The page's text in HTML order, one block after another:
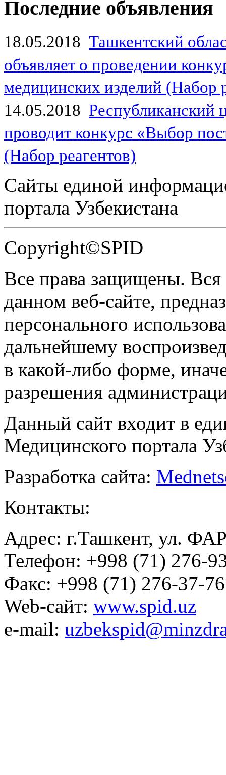
Последние объявления
18.05.2018 Ташкентский
объявляет о проведении
медицинских изделий (Набор
14.05.2018
проводит конкурс «Выбор
(Набор реагентов)
Сайты единой
портала Узбекистана
Copyright©SPID
Все права защищены.
данном веб-сайте,
персонального
дальнейшему
в какой-либо форме,
разрешения
Данный сайт входит в
Медицинского портала
Разработка сайта:
Контакты:
Адрес: г.Ташкент, ул.
Телефон: +998 (71) 276-
Факс: +998 (71) 276-37-76
Web-сайт: www.spid.uz
e-mail: